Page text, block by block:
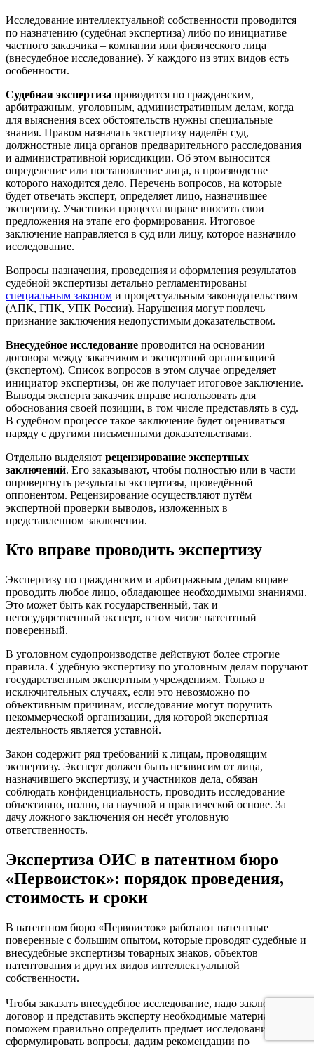
Исследование интеллектуальной собственности проводится
по назначению (судебная экспертиза) либо по инициативе
частного заказчика – компании или физического лица
(внесудебное исследование). У каждого из этих видов есть
особенности.
Судебная экспертиза проводится по гражданским,
арбитражным, уголовным, административным делам, когда
для выяснения всех обстоятельств нужны специальные
знания. Правом назначать экспертизу наделён суд,
должностные лица органов предварительного расследования
и административной юрисдикции. Об этом выносится
определение или постановление лица, в производстве
которого находится дело. Перечень вопросов, на которые
будет отвечать эксперт, определяет лицо, назначившее
экспертизу. Участники процесса вправе вносить свои
предложения на этапе его формирования. Итоговое
заключение направляется в суд или лицу, которое назначило
исследование.
Вопросы назначения, проведения и оформления результатов
судебной экспертизы детально регламентированы
специальным законом и процессуальным законодательством
(АПК, ГПК, УПК России). Нарушения могут повлечь
признание заключения недопустимым доказательством.
Внесудебное исследование проводится на основании
договора между заказчиком и экспертной организацией
(экспертом). Список вопросов в этом случае определяет
инициатор экспертизы, он же получает итоговое заключение.
Выводы эксперта заказчик вправе использовать для
обоснования своей позиции, в том числе представлять в суд.
В судебном процессе такое заключение будет оцениваться
наряду с другими письменными доказательствами.
Отдельно выделяют рецензирование экспертных
заключений. Его заказывают, чтобы полностью или в части
опровергнуть результаты экспертизы, проведённой
оппонентом. Рецензирование осуществляют путём
экспертной проверки выводов, изложенных в
представленном заключении.
Кто вправе проводить экспертизу
Экспертизу по гражданским и арбитражным делам вправе
проводить любое лицо, обладающее необходимыми знаниями.
Это может быть как государственный, так и
негосударственный эксперт, в том числе патентный
поверенный.
В уголовном судопроизводстве действуют более строгие
правила. Судебную экспертизу по уголовным делам поручают
государственным экспертным учреждениям. Только в
исключительных случаях, если это невозможно по
объективным причинам, исследование могут поручить
некоммерческой организации, для которой экспертная
деятельность является уставной.
Закон содержит ряд требований к лицам, проводящим
экспертизу. Эксперт должен быть независим от лица,
назначившего экспертизу, и участников дела, обязан
соблюдать конфиденциальность, проводить исследование
объективно, полно, на научной и практической основе. За
дачу ложного заключения он несёт уголовную
ответственность.
Экспертиза ОИС в патентном бюро
«Первоисток»: порядок проведения,
стоимость и сроки
В патентном бюро «Первоисток» работают патентные
поверенные с большим опытом, которые проводят судебные и
внесудебные экспертизы товарных знаков, объектов
патентования и других видов интеллектуальной
собственности.
Чтобы заказать внесудебное исследование, надо заключить
договор и представить эксперту необходимые материалы. Мы
поможем правильно определить предмет исследования и
сформулировать вопросы, дадим рекомендации по